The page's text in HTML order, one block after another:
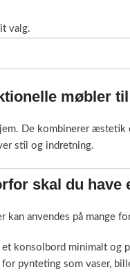
valg.
møbler
De kombinerer
stil og indretning.
skal du have
kan anvendes på mange
konsolbord minimalt og
pynteting som vaser,